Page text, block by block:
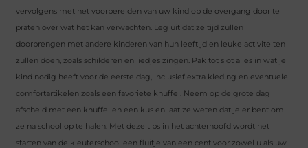
vervolgens met het voorbereiden van uw kind op de overgang door te
praten over wat het kan verwachten. Leg uit dat ze tijd zullen
doorbrengen met andere kinderen van hun leeftijd en leuke activiteiten
zullen doen, zoals schilderen en liedjes zingen. Pak tot slot alles in wat je
kind nodig heeft voor de eerste dag, inclusief extra kleding en eventuele
comfortartikelen zoals een favoriete knuffel. Neem op de grote dag
afscheid met een knuffel en een kus en laat ze weten dat je er bent om
ze na school op te halen. Met deze tips in het achterhoofd wordt het
starten van de kleuterschool een fluitje van een cent voor zowel u als uw